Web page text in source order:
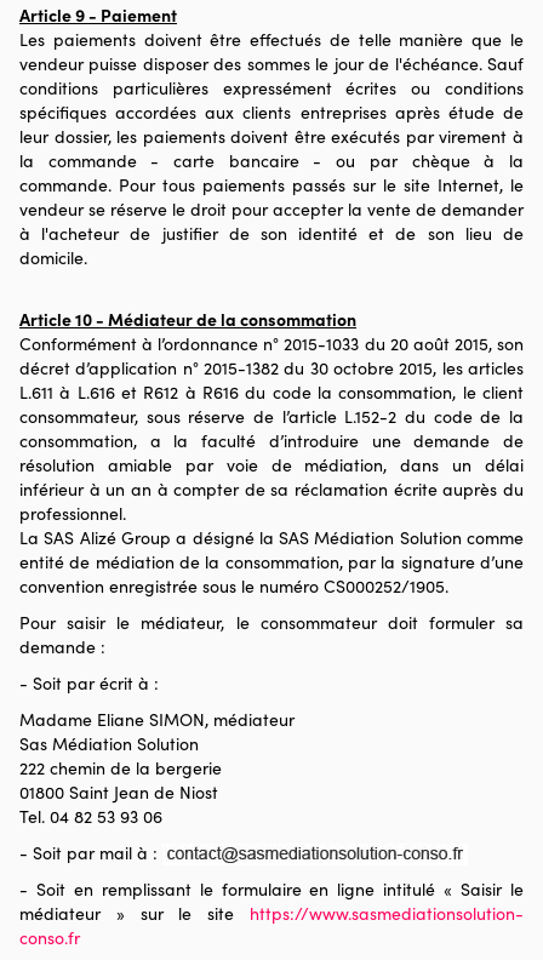
Article 9 - Paiement
Les paiements doivent être effectués de telle manière que le
vendeur puisse disposer des sommes le jour de l'échéance. Sauf
conditions particulières expressément écrites ou conditions
spécifiques accordées aux clients entreprises après étude de
leur dossier, les paiements doivent être exécutés par virement à
la commande - carte bancaire - ou par chèque à la
commande. Pour tous paiements passés sur le site Internet, le
vendeur se réserve le droit pour accepter la vente de demander
à l'acheteur de justifier de son identité et de son lieu de
domicile.
Article 10 - Médiateur de la consommation
Conformément à l’ordonnance n° 2015-1033 du 20 août 2015, son
décret d’application n° 2015-1382 du 30 octobre 2015, les articles
L.611 à L.616 et R612 à R616 du code la consommation, le client
consommateur, sous réserve de l’article L.152-2 du code de la
consommation, a la faculté d’introduire une demande de
résolution amiable par voie de médiation, dans un délai
inférieur à un an à compter de sa réclamation écrite auprès du
professionnel.
La SAS Alizé Group a désigné la SAS Médiation Solution comme
entité de médiation de la consommation, par la signature d’une
convention enregistrée sous le numéro CS000252/1905.
Pour saisir le médiateur, le consommateur doit formuler sa
demande :
- Soit par écrit à :
Madame Eliane SIMON, médiateur
Sas Médiation Solution
222 chemin de la bergerie
01800 Saint Jean de Niost
Tel. 04 82 53 93 06
- Soit par mail à :
- Soit en remplissant le formulaire en ligne intitulé « Saisir le
médiateur » sur le site https://www.sasmediationsolution-
conso.fr